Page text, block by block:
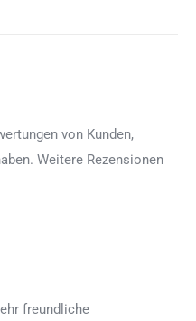
von Kunden,
Weitere Rezensionen
freundliche